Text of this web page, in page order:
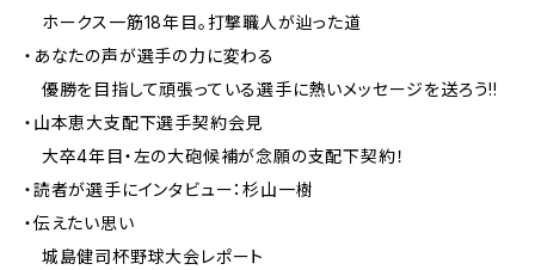
ホークス一筋18年目。打撃職人が辿った道
・あなたの声が選手の力に変わる
優勝を目指して頑張っている選手に熱いメッセージを送ろう!!
・山本恵大支配下選手契約会見
大卒4年目・左の大砲候補が念願の支配下契約！
・読者が選手にインタビュー：杉山一樹
・伝えたい思い
城島健司杯野球大会レポート